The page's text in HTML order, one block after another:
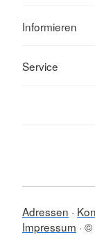
Informieren
Service
Adressen
Impressum ©